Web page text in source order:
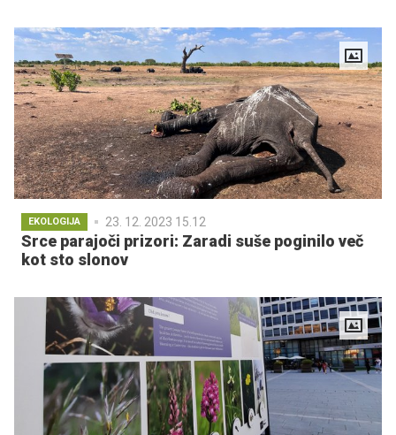
EKOLOGIJA 23. 12. 2023 15.12
Srce parajoči prizori: Zaradi suše poginilo več
kot sto slonov